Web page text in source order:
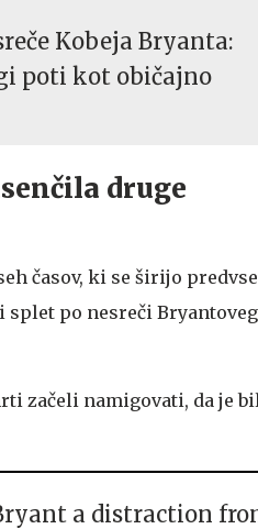
Kobeja Bryanta:
poti kot običajno
druge
časov, ki se širijo
splet po nesreči
začeli namigovati, da je
a distraction